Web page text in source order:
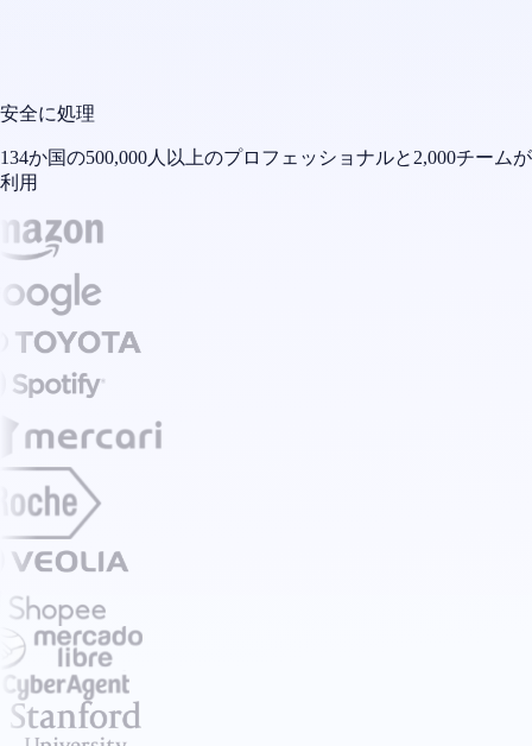
安全に処理
134か国の500,000人以上のプロフェッショナルと2,000チームが
利用